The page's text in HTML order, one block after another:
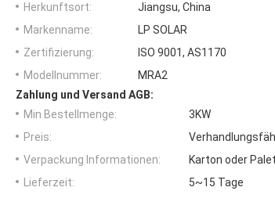
Herkunftsort:
Jiangsu, China
Markenname:
LP SOLAR
Zertifizierung:
ISO 9001, AS1170
Modellnummer:
MRA2
Zahlung und Versand AGB:
Min Bestellmenge:
3KW
Preis:
Verpackung Informationen:
Karton oder
Lieferzeit:
5~15 Tage